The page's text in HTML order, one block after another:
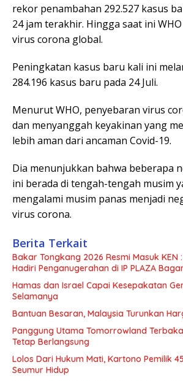
rekor penambahan 292.527 kasus
24 jam terakhir. Hingga saat ini
virus corona global.
Peningkatan kasus baru kali ini
284.196 kasus baru pada 24 Juli.
Menurut WHO, penyebaran virus
dan menyanggah keyakinan yang
lebih aman dari ancaman Covid-19.
Dia menunjukkan bahwa beberapa
ini berada di tengah-tengah musim
mengalami musim panas menjadi
virus corona.
Berita Terkait
Bakar Tongkang 2026 Resmi Masuk
Hadiri Penganugerahan di IP PLAZA
Hamas dan Israel Capai Kesepakatan
Selamanya
Bantuan Besaran, Malaysia Turunkan
Panggung Utama Tomorrowland
Tetap Berlangsung
Lolos Dari Hukum Mati, Kartono Pemilik
Seumur Hidup